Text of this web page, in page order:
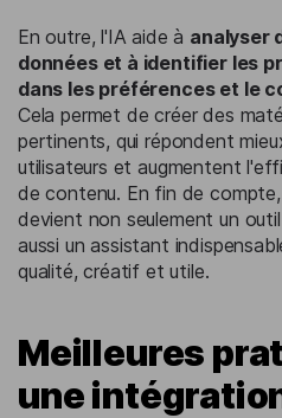
En outre, l'IA aide à analyser
données et à identifier les
dans les préférences et le
Cela permet de créer des
pertinents, qui répondent
utilisateurs et augmentent
de contenu. En fin de
devient non seulement un
aussi un assistant
qualité, créatif et utile.
Meilleures
une